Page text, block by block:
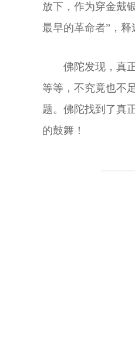
放下，作为穿金戴
最早的革命者”，释
佛陀发现，真
等等，不究竟也不
题。佛陀找到了真
的鼓舞！